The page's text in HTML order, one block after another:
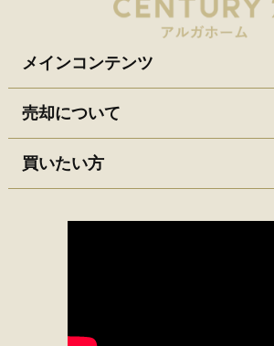
メインコンテンツ
売却について
買いたい方